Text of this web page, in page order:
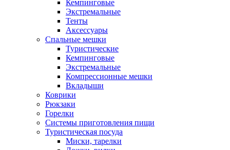
Кемпинговые
Экстремальные
Тенты
Аксессуары
Спальные мешки
Туристические
Кемпинговые
Экстремальные
Компрессионные мешки
Вкладыши
Коврики
Рюкзаки
Горелки
Системы приготовления пищи
Туристическая посуда
Миски, тарелки